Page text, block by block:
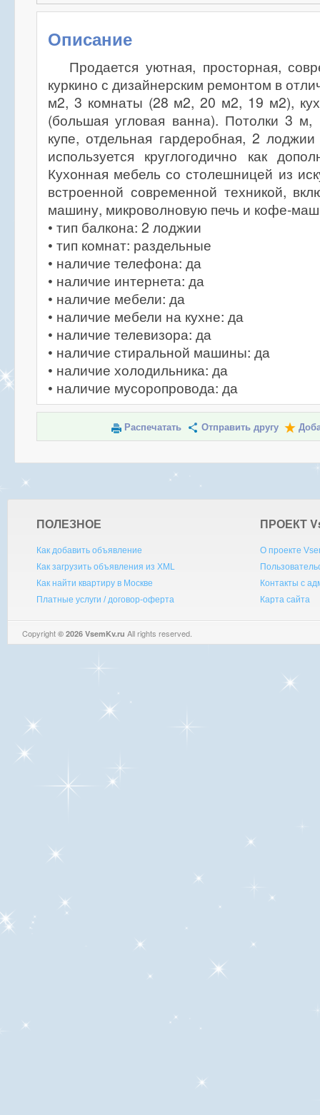
Описание
Продается уютная, просторная,
куркино с дизайнерским ремонтом в
м2, 3 комнаты (28 м2, 20 м2, 19 м2),
(большая угловая ванна). Потолки 3
купе, отдельная гардеробная, 2
используется круглогодично как
Кухонная мебель со столешницей из
встроенной современной техникой,
машину, микроволновую печь и кофе-
• тип балкона: 2 лоджии
• тип комнат: раздельные
• наличие телефона: да
• наличие интернета: да
• наличие мебели: да
• наличие мебели на кухне: да
• наличие телевизора: да
• наличие стиральной машины: да
• наличие холодильника: да
• наличие мусоропровода: да
Распечатать Отправить другу
ПОЛЕЗНОЕ
Как добавить объявление
Как загрузить объявления из XML
Как найти квартиру в Москве
Платные услуги / договор-оферта
ПРОЕКТ V
О проекте
Контакты с
Карта сайта
Copyright © 2026 VsemKv.ru All rights reserved.